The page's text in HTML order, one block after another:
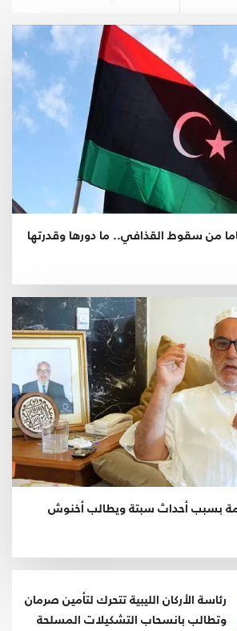
ليبيا بعد 15 عاما من سقوط القذافي.. ما دورها وقدرتها
بسبب أحداث سبتة ويطالب أخنوش
رئاسة الأركان الليبية تتحرك لتأمين صرمان
وتطالب بانسحاب التشكيلات المسلحة